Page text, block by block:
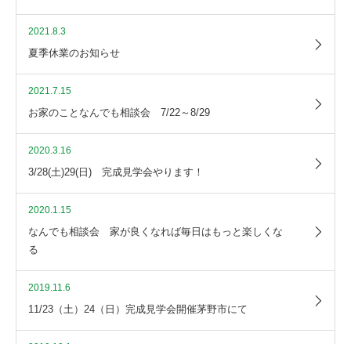
2021.8.3
夏季休業のお知らせ
2021.7.15
お家のことなんでも相談会 7/22～8/29
2020.3.16
3/28(土)29(日) 完成見学会やります！
2020.1.15
なんでも相談会 家が良くなれば毎日はもっと楽しくな
る
2019.11.6
11/23（土）24（日）完成見学会開催茅野市にて